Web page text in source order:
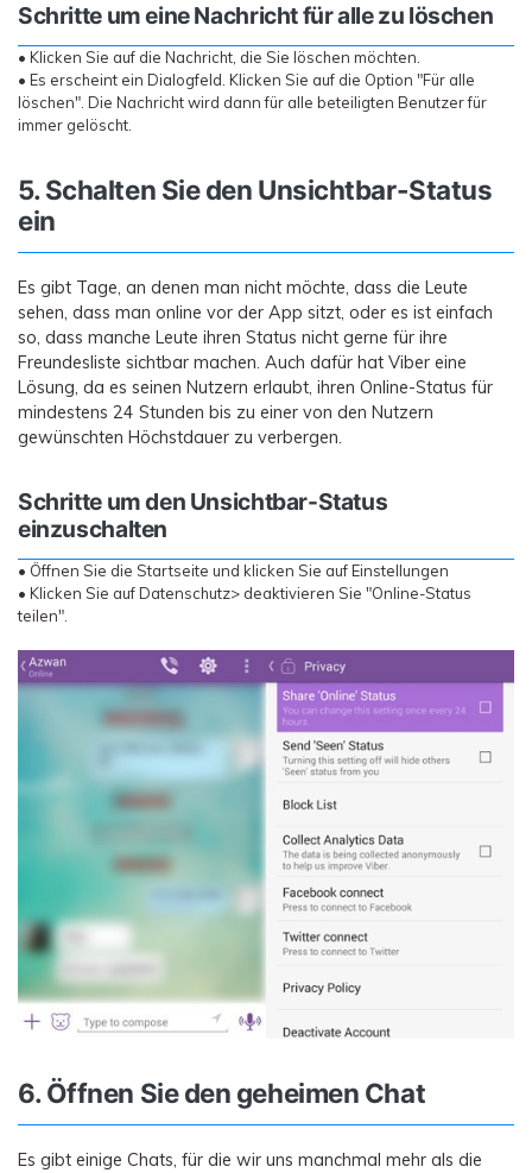
Schritte um eine Nachricht für alle zu löschen
• Klicken Sie auf die Nachricht, die Sie löschen möchten.
• Es erscheint ein Dialogfeld. Klicken Sie auf die Option "Für alle
löschen". Die Nachricht wird dann für alle beteiligten Benutzer für
immer gelöscht.
5. Schalten Sie den Unsichtbar-Status
ein
Es gibt Tage, an denen man nicht möchte, dass die Leute
sehen, dass man online vor der App sitzt, oder es ist einfach
so, dass manche Leute ihren Status nicht gerne für ihre
Freundesliste sichtbar machen. Auch dafür hat Viber eine
Lösung, da es seinen Nutzern erlaubt, ihren Online-Status für
mindestens 24 Stunden bis zu einer von den Nutzern
gewünschten Höchstdauer zu verbergen.
Schritte um den Unsichtbar-Status
einzuschalten
• Öffnen Sie die Startseite und klicken Sie auf Einstellungen
• Klicken Sie auf Datenschutz> deaktivieren Sie "Online-Status
teilen".
6. Öffnen Sie den geheimen Chat
Es gibt einige Chats, für die wir uns manchmal mehr als die